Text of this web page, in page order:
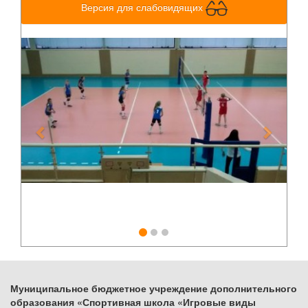
Версия для слабовидящих
Previous Next
Муниципальное бюджетное учреждение дополнительного
образования «Спортивная школа «Игровые виды